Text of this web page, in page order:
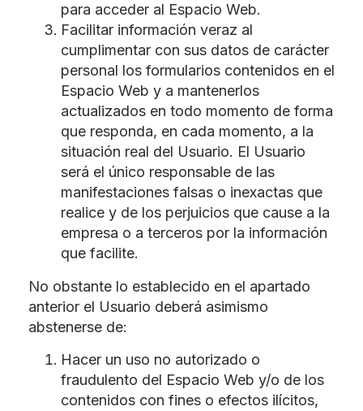
para acceder al Espacio Web.
Facilitar información veraz al
cumplimentar con sus datos de carácter
personal los formularios contenidos en el
Espacio Web y a mantenerlos
actualizados en todo momento de forma
que responda, en cada momento, a la
situación real del Usuario. El Usuario
será el único responsable de las
manifestaciones falsas o inexactas que
realice y de los perjuicios que cause a la
empresa o a terceros por la información
que facilite.
No obstante lo establecido en el apartado
anterior el Usuario deberá asimismo
abstenerse de:
Hacer un uso no autorizado o
fraudulento del Espacio Web y/o de los
contenidos con fines o efectos ilícitos,